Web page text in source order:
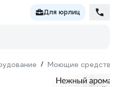
Для юрлиц
/ Моющие средства